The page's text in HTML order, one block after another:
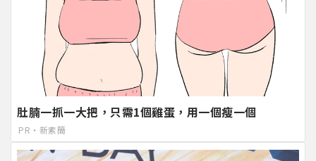
肚腩一抓一大把，只需1個雞蛋，用一個瘦一個
PR・新素簡